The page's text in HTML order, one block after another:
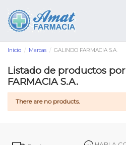
Inicio Marcas GALINDO FARMACIA S.A.
Listado de productos
FARMACIA S.A.
There are no products.